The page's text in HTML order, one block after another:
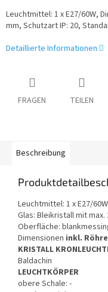
Leuchtmittel: 1 x E27/60W,
mm, Schutzart IP: 20,
Detaillierte Informationen
FRAGEN TEILEN
Beschreibung
Leuchtmittel: 1 x E27/60W
Glas: Bleikristall mit max.
Oberfläche:
Dimensionen inkl. Röhre
KRISTALL
Baldachin
LEUCHTKÖRPER
obere Schale: -